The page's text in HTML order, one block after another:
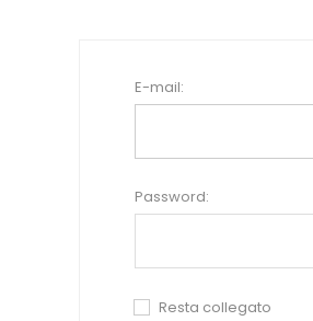
E-mail:
Password:
Resta collegato